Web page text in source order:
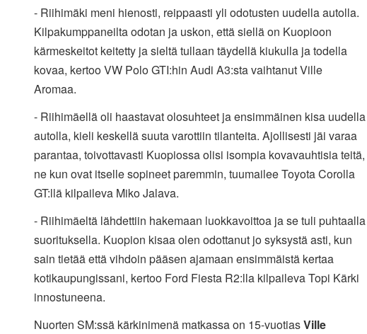
- Riihimäki meni hienosti, reippaasti yli odotusten uudella autolla.
Kilpakumppaneilta odotan ja uskon, että siellä on Kuopioon
kärmeskeitot keitetty ja sieltä tullaan täydellä kiukulla ja todella
kovaa, kertoo VW Polo GTI:hin Audi A3:sta vaihtanut Ville
Aromaa.
- Riihimäellä oli haastavat olosuhteet ja ensimmäinen kisa uudella
autolla, kieli keskellä suuta varottiin tilanteita. Ajollisesti jäi varaa
parantaa, toivottavasti Kuopiossa olisi isompia kovavauhtisia teitä,
ne kun ovat itselle sopineet paremmin, tuumailee Toyota Corolla
GT:llä kilpaileva Miko Jalava.
- Riihimäeltä lähdettiin hakemaan luokkavoittoa ja se tuli puhtaalla
suorituksella. Kuopion kisaa olen odottanut jo syksystä asti, kun
sain tietää että vihdoin pääsen ajamaan ensimmäistä kertaa
kotikaupungissani, kertoo Ford Fiesta R2:lla kilpaileva Topi Kärki
innostuneena.
Nuorten SM:ssä kärkinimenä matkassa on 15-vuotiasVille